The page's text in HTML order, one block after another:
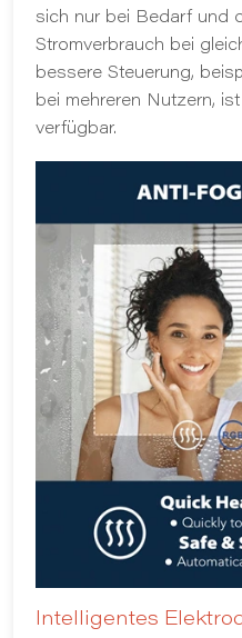
sich nur bei Bedarf und
Stromverbrauch bei
bessere Steuerung,
bei mehreren Nutzern,
verfügbar.
Intelligentes